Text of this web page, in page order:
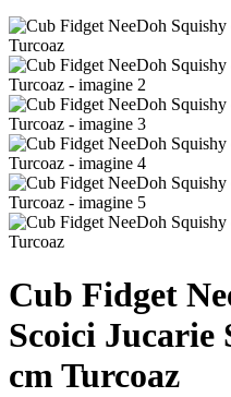
Cub Fidget
Scoici Jucarie
cm Turcoaz